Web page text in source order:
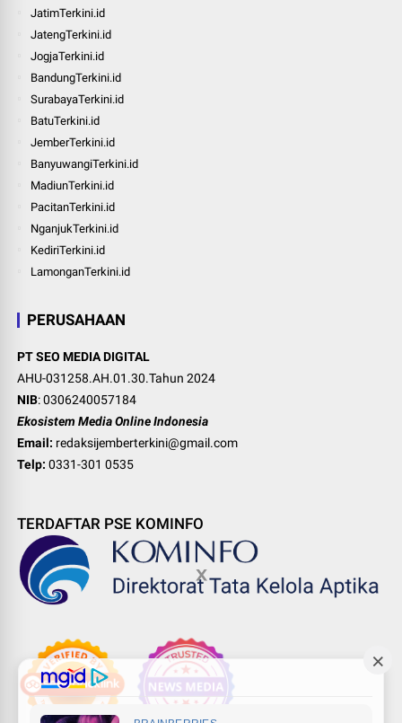
JatimTerkini.id
JatengTerkini.id
JogjaTerkini.id
BandungTerkini.id
SurabayaTerkini.id
BatuTerkini.id
JemberTerkini.id
BanyuwangiTerkini.id
MadiunTerkini.id
PacitanTerkini.id
NganjukTerkini.id
KediriTerkini.id
LamonganTerkini.id
PERUSAHAAN
PT SEO MEDIA DIGITAL
AHU-031258.AH.01.30.Tahun 2024
NIB: 0306240057184
Ekosistem Media Online Indonesia
Email: redaksijemberterkini@gmail.com
Telp: 0331-301 0535
TERDAFTAR PSE KOMINFO